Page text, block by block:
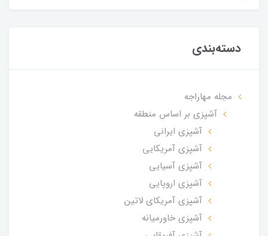
دسته‌بندی
مجله مهاراجه
آشپزی بر اساس منطقه
آشپزی ایرانی
آشپزی آمریکایی
آشپزی آسیایی
آشپزی اروپایی
آشپزی آمریکای لاتین
آشپزی خاورمیانه